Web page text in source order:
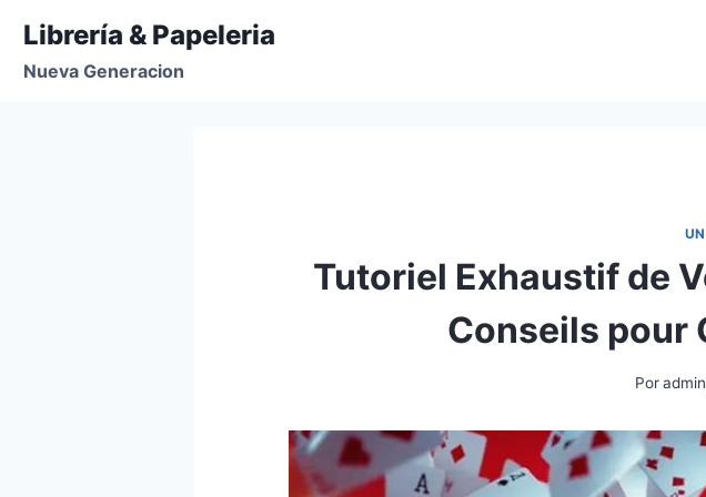
Librería & Papeleria
Nueva Generacion
Tutoriel Exhaustif de
Conseils pour
Por